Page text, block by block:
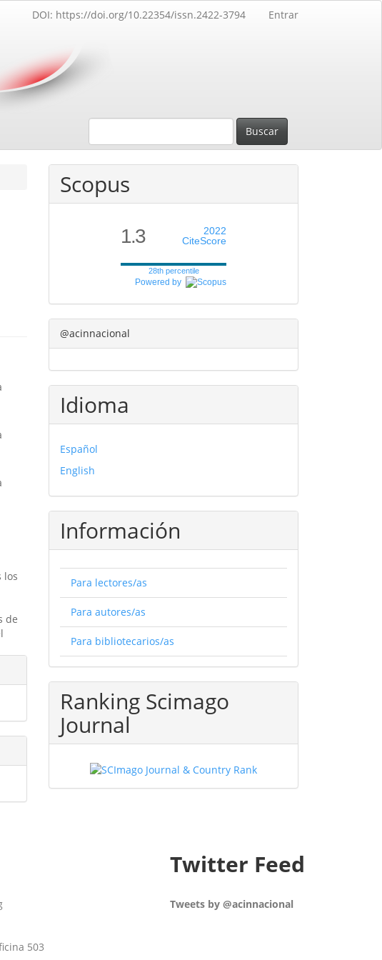
DOI: https://doi.org/10.22354/issn.2422-3794 Entrar
Buscar
los
de
Scopus
1.3
2022
CiteScore
28th percentile
Powered by
@acinnacional
Idioma
Español
English
Información
Para lectores/as
Para autores/as
Para bibliotecarios/as
Ranking Scimago
Journal
503
Twitter Feed
Tweets by @acinnacional